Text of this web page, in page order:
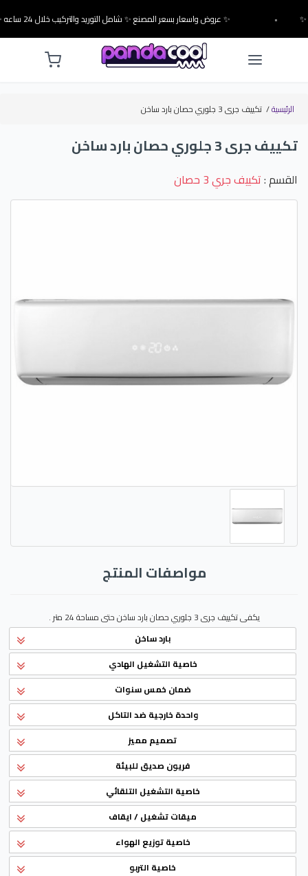
✨ عروض واسعار بسعر المصنع ✨ شامل التوريد والتركيب خلال 24 ساعه ✨ •
الرئيسية/ تكييف جرى 3 جلوري حصان بارد ساخن
تكييف جرى 3 جلوري حصان بارد ساخن
القسم :تكييف جري 3 حصان
مواصفات المنتج
يكفى تكييف جرى 3 جلوري حصان بارد ساخن حتى مساحة 24 متر .
بارد ساخن
خاصية التشغيل الهادي
ضمان خمس سنوات
واحدة خارجية ضد التاكل
تصميم مميز
فريون صديق للبيئة
خاصية التشغيل التلقائي
ميقات تشغيل / ايقاف
خاصية توزيع الهواء
خاصية التربو